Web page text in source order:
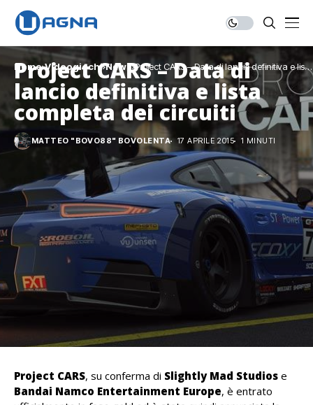
Home Videogiochi News Project CARS – Data di lancio definitiva e lista
completa dei circuiti
Project CARS – Data di
lancio definitiva e lista
completa dei circuiti
MATTEO "BOVO88" BOVOLENTA 17 APRILE 2015 1 MINUTI
Project CARS, su conferma di Slightly Mad Studios e
Bandai Namco Entertainment Europe, è entrato